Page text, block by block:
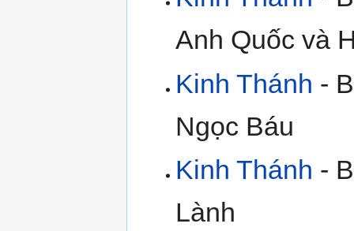
Anh Quốc và
Kinh Thánh -
Ngọc Báu
Kinh Thánh -
Lành